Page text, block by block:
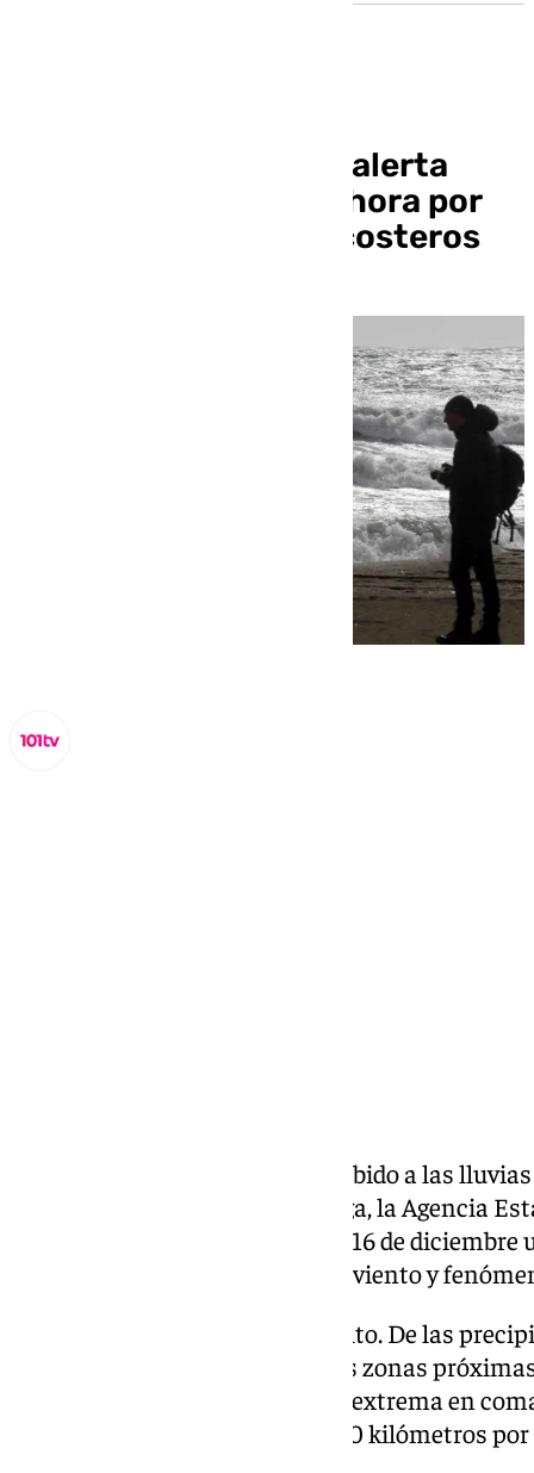
La Aemet activa otra alerta
amarilla en Málaga: ahora por
viento y fenómenos costeros
Tras la última alerta naranja debido a las
jueves 12 de diciembre en Málaga, la Agencia
vuelto a activar para este lunes 16 de
provincia por fuertas rachas de viento y
está revuelto. De las
grandes intervalos de aire en las zonas
situación que será incluso más extrema en
con rachas de viento de hasta 70 kilómetros